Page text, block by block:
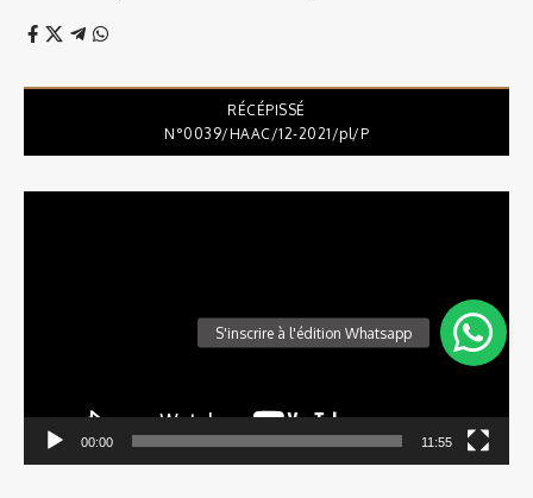
RÉCÉPISSÉ
N°0039/HAAC/12-2021/pl/P
00:00 11:55